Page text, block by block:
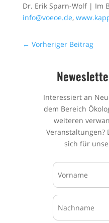
Dr. Erik Sparn-Wolf | Im
info@voeoe.de,
← Vorheriger Beitrag
Interessiert an
dem Bereich
weiteren
Veranstaltungen?
sich für